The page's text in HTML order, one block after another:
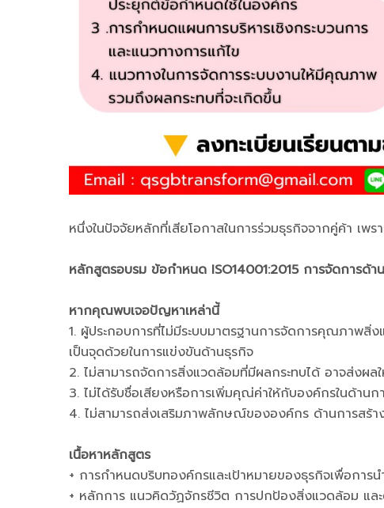
หนึ่งในปัจจัยหลักที่เสียโอกาสในการร่วมธุรกิจจากคู่ค้า เพร
หลักสูตรอบรม ข้อกําหนด ISO14001:2015 การจัดการด้า
หากคุณพบเจอปัญหาเหล่านี้
1. ผู้ประกอบการที่ไม่มีระบบมาตรฐานการจัดการคุณภาพสิ่
เป็นจุดด้วยในการแข่งขันด้านธุรกิจ
2. ไม่สามารถจัดการสิ่งแวดล้อมที่มีผลกระทบได้ อาจส่งผ
3. ไม่ได้รับชื่อเสียงหรือการเพิ่มคุณ่ค่าให้กับองค์กรในด้าน
4. ไม่สามารถส่งเสริมภาพลักษณ์ขององค์กร ด้านการสร้
เนื้อหาหลักสูตร
+ การกำหนดบริบทองค์กรและเป้าหมายของธุรกิจเพื่อการ
+ หลักการ แนวคิดวัฏจักรชีวิต การปกป้องสิ่งแวดล้อม แล